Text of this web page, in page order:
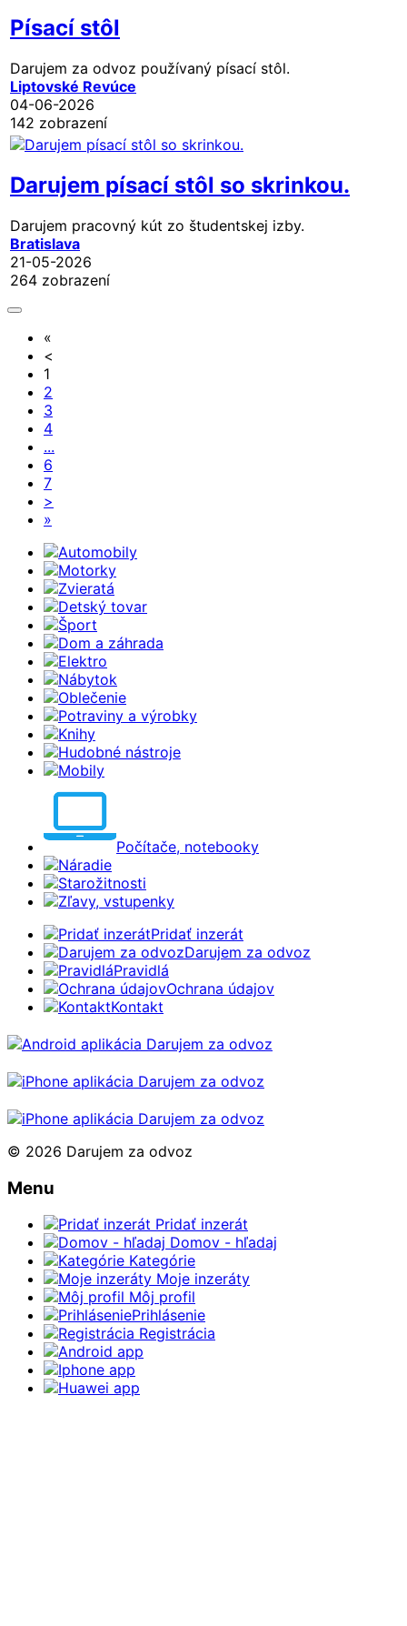
Písací stôl
Darujem za odvoz používaný písací stôl.
Liptovské Revúce
04-06-2026
142 zobrazení
Darujem písací stôl so skrinkou.
Darujem pracovný kút zo študentskej izby.
Bratislava
21-05-2026
264 zobrazení
«
<
1
2
3
4
...
6
7
>
»
Automobily
Motorky
Zvieratá
Detský tovar
Šport
Dom a záhrada
Elektro
Nábytok
Oblečenie
Potraviny a výrobky
Knihy
Hudobné nástroje
Mobily
Počítače, notebooky
Náradie
Starožitnosti
Zľavy, vstupenky
Pridať inzerát
Darujem za odvoz
Pravidlá
Ochrana údajov
Kontakt
© 2026 Darujem za odvoz
Menu
Pridať inzerát
Domov - hľadaj
Kategórie
Moje inzeráty
Môj profil
Prihlásenie
Registrácia